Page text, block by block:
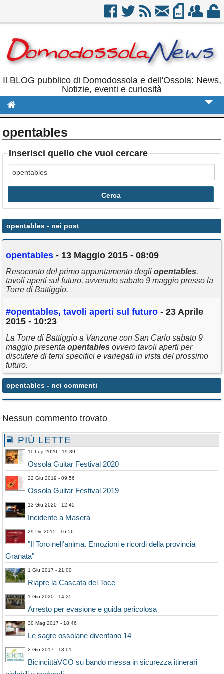
Il BLOG pubblico di Domodossola e dell'Ossola: News,
Notizie, eventi e curiosità
Politica
Eventi
Calendario
Annunci
opentables
Inserisci quello che vuoi cercare
opentables - nei post
opentables - 13 Maggio 2015 - 08:09
Resoconto del primo appuntamento degli opentables,
tavoli aperti sul futuro, avvenuto sabato 9 maggio presso la
Torre di Battiggio.
#opentables, tavoli aperti sul futuro - 23 Aprile
2015 - 10:23
La Torre di Battiggio a Vanzone con San Carlo sabato 9
maggio presenta opentables ovvero tavoli aperti per
discutere di temi specifici e variegati in vista del prossimo
futuro.
opentables - nei commenti
Nessun commento trovato
PIÙ LETTE
11 Lug 2020 - 19:39
Ossola Guitar Festival 2020
22 Giu 2019 - 09:56
Ossola Guitar Festival 2019
13 Giu 2020 - 12:45
Incidente a Masera
29 Dic 2015 - 16:56
"Il Toro nell’anima. Emozioni e ricordi della provincia
Granata"
1 Giu 2017 - 21:00
Riapre la Cascata del Toce
1 Giu 2020 - 14:25
Arresto per evasione e guida pericolosa
30 Mag 2017 - 18:46
Le sagre ossolane diventano 14
2 Giu 2017 - 13:01
BicincittàVCO su bando messa in sicurezza itinerari